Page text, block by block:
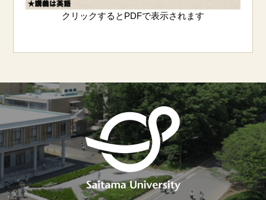
クリックするとPDFで表示されます